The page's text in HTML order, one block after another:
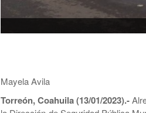
Mayela Avila
Torreón, Coahuila (13/01/2023).-